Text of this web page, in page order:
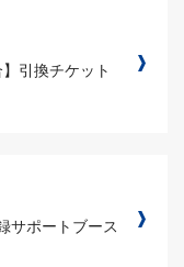
引換チケット
サポートブース